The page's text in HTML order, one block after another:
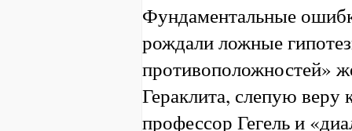
Фундаментальные
рождали ложные
противоположностей»
Гераклита, слепую веру
профессор Гегель и